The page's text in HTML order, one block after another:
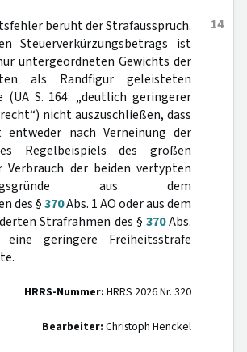
14
beruht der Strafausspruch.
Steuerverkürzungsbetrags ist
untergeordneten Gewichts der
als Randfigur geleisteten
(UA S. 164: „deutlich geringerer
nicht auszuschließen, dass
entweder nach Verneinung der
Regelbeispiels des großen
Verbrauch der beiden vertypten
aus dem
des §370Abs. 1 AO oder aus dem
Strafrahmen des § 370Abs.
geringere Freiheitsstrafe
HRRS-Nummer: HRRS 2026 Nr. 320
Bearbeiter: Christoph Henckel